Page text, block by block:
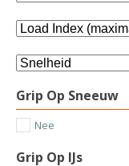
Grip Op Sneeuw
Nee
Grip Op IJs